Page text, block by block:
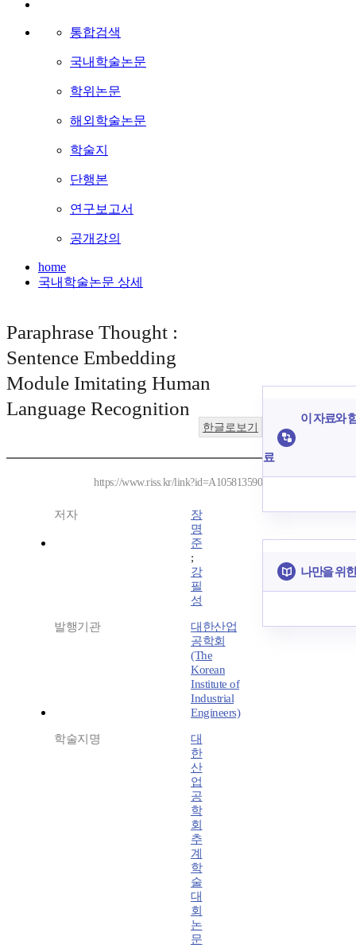
통합검색
국내학술논문
학위논문
해외학술논문
학술지
단행본
연구보고서
공개강의
home
국내학술논문 상세
Paraphrase Thought :
Sentence Embedding
Module Imitating Human
Language Recognition
한글로보기
https://www.riss.kr/link?id=A105813590
저자
장
명
준
;
강
필
성
발행기관
대한산업
공학회
(The
Korean
Institute of
Industrial
Engineers)
학술지명
대
한
산
업
공
학
회
추
계
학
술
대
회
논
문
이 자료와
료
나만을 위